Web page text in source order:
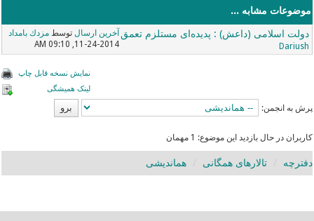
موضوعات مشابه ...
دولت اسلامی (داعش) : پدیده‌ای مستلزم تعمق
Dariush
آخرین ارسال توسطمزدك بامداد
11-24-2014, 09:10 AM
نمایش نسخه قابل چاپ
لینک همیشگی
پرش به انجمن:
کاربران در حال بازدید این موضوع: 1 مهمان
دفترچه تالارهای همگانی هماندیشی